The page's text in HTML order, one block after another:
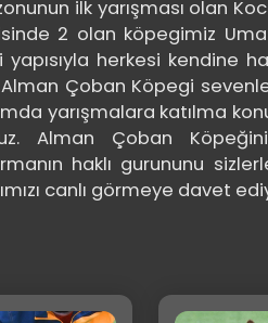
ilk yarışması olan
2 olan köpegimiz
herkesi kendine
Çoban Köpegi
yarışmalara katılma
Alman Çoban
haklı gurununu
canlı görmeye davet